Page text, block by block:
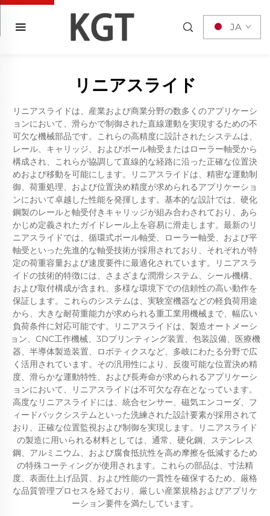
JA
リニアスライド
リニアスライドは、産業および商業分野の数多くのアプリケーシ
ョンにおいて、滑らかで制御された直線運動を実現するための不
可欠な機械部品です。これらの高精度に設計されたシステムは、
レール、キャリッジ、およびボール軸受またはローラー軸受から
構成され、これらが協調して直線的な経路に沿った正確な位置決
めおよび移動を可能にします。リニアスライドは、精密な運動制
御、荷重処理、および位置決め精度が求められるアプリケーショ
ンにおいて卓越した性能を発揮します。基本的な設計では、硬化
鋼製のレールと軸受付きキャリッジが組み合わされており、あら
かじめ定義されたガイドレール上を容易に滑走します。最新のリ
ニアスライドでは、循環式ボール軸受、ローラー軸受、および平
軸受といった先進的な軸受技術が採用されており、それぞれが特
定の荷重容量および速度要件に最適化されています。リニアスラ
イドの技術的特徴には、さまざまな潤滑システム、シール機構、
および取付構成が含まれ、多様な環境下での信頼性の高い動作を
保証します。これらのシステムは、実験室機器などの軽負荷用途
から、大きな耐荷重能力が求められる重工業用機械まで、幅広い
負荷条件に対応可能です。リニアスライドは、製造オートメーシ
ョン、CNC工作機械、3Dプリンティング装置、包装設備、医療機
器、半導体製造装置、ロボティクスなど、多岐にわたる分野で広
く活用されています。その汎用性により、反復可能な位置決め精
度、滑らかな運動特性、および長寿命が求められるアプリケーシ
ョンにおいて、リニアスライドは不可欠な存在となっています。
高度なリニアスライドには、統合センサー、磁気エンコーダ、フ
ィードバックシステムといった洗練された設計要素が採用されて
おり、正確な位置監視および制御を実現します。リニアスライド
の製造に用いられる材料としては、通常、硬化鋼、ステンレス
鋼、アルミニウム、および腐食抵抗性を高め摩擦を低減するため
の特殊コーティングが使用されます。これらの部品は、寸法精
度、表面仕上げ品質、および性能の一貫性を確保するため、厳格
な品質管理プロセスを経ており、厳しい産業規格およびアプリケ
ーション要件を満たしています。